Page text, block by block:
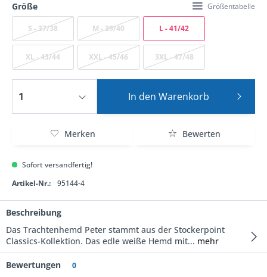
Größe Größentabelle
S - 37/38 M - 39/40 L - 41/42
XL - 43/44 XXL - 45/46 3XL - 47/48
In den Warenkorb
Merken Bewerten
Sofort versandfertig!
Artikel-Nr.:
95144-4
Beschreibung
Das Trachtenhemd Peter stammt aus der Stockerpoint
Classics-Kollektion. Das edle weiße Hemd mit... mehr
Bewertungen 0